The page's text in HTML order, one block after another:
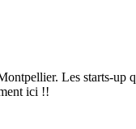
Les starts-
ici !!